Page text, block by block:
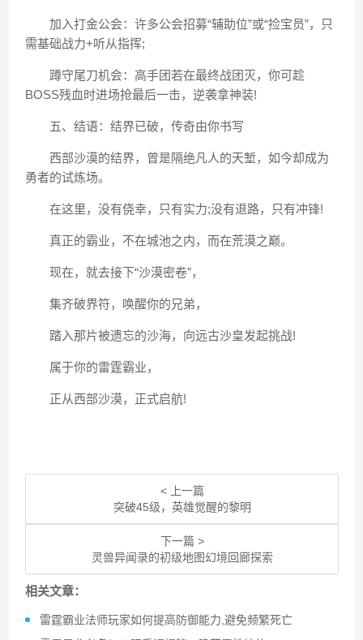
加入打金公会：许多公会招募“辅助位”或“捡宝员”，只
需基础战力+听从指挥;
蹲守尾刀机会：高手团若在最终战团灭，你可趁
BOSS残血时进场抢最后一击，逆袭拿神装!
五、结语：结界已破，传奇由你书写
西部沙漠的结界，曾是隔绝凡人的天堑，如今却成为
勇者的试炼场。
在这里，没有侥幸，只有实力;没有退路，只有冲锋!
真正的霸业，不在城池之内，而在荒漠之巅。
现在，就去接下“沙漠密卷”，
集齐破界符，唤醒你的兄弟，
踏入那片被遗忘的沙海，向远古沙皇发起挑战!
属于你的雷霆霸业，
正从西部沙漠，正式启航!
< 上一篇
突破45级，英雄觉醒的黎明
下一篇 >
灵兽异闻录的初级地图幻境回廊探索
相关文章：
雷霆霸业法师玩家如何提高防御能力,避免频繁死亡